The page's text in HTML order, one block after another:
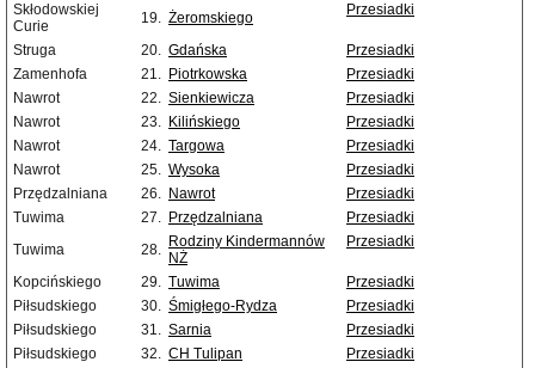
Skłodowskiej
Curie
19. Żeromskiego Przesiadki
Struga 20. Gdańska
Przesiadki
Zamenhofa
21. Piotrkowska
Przesiadki
Nawrot
22. Sienkiewicza
Przesiadki
Nawrot
23. Kilińskiego
Przesiadki
Nawrot
24. Targowa
Przesiadki
Nawrot
25. Wysoka
Przesiadki
Przędzalniana
26. Nawrot
Przesiadki
Tuwima
27. Przędzalniana
Przesiadki
Tuwima
28. Rodziny Kindermannów
NŻ
Przesiadki
Kopcińskiego 29. Tuwima
Przesiadki
Piłsudskiego
30. Śmigłego-Rydza
Przesiadki
Piłsudskiego
31. Sarnia
Przesiadki
Piłsudskiego
32. CH Tulipan
Przesiadki